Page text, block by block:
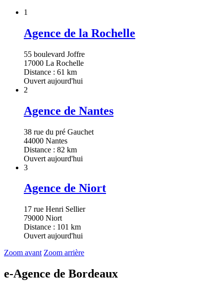
1
Agence de la Rochelle
55 boulevard Joffre
17000 La Rochelle
Distance : 61 km
Ouvert aujourd'hui
2
Agence de Nantes
38 rue du pré Gauchet
44000 Nantes
Distance : 82 km
Ouvert aujourd'hui
3
Agence de Niort
17 rue Henri Sellier
79000 Niort
Distance : 101 km
Ouvert aujourd'hui
Zoom avant Zoom arrière
e-Agence de Bordeaux